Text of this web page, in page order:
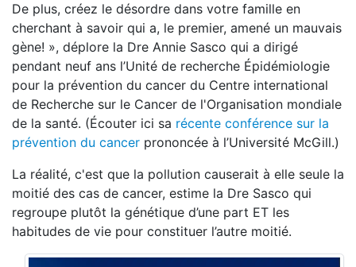
De plus, créez le désordre dans votre famille en
cherchant à savoir qui a, le premier, amené un mauvais
gène! », déplore la Dre Annie Sasco qui a dirigé
pendant neuf ans l’Unité de recherche Épidémiologie
pour la prévention du cancer du Centre international
de Recherche sur le Cancer de l'Organisation mondiale
de la santé. (Écouter ici sa récente conférence sur la
prévention du cancer prononcée à l’Université McGill.)
La réalité, c'est que la pollution causerait à elle seule la
moitié des cas de cancer, estime la Dre Sasco qui
regroupe plutôt la génétique d’une part ET les
habitudes de vie pour constituer l’autre moitié.